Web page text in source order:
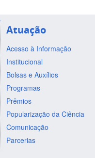
Atuação
Acesso à Informação
Institucional
Bolsas e Auxílios
Programas
Prêmios
Popularização da Ciência
Comunicação
Parcerias